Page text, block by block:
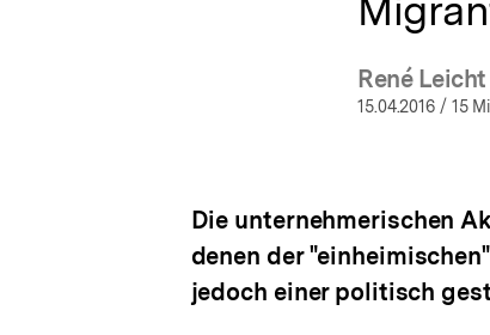
René Leicht
15.04.2016 / 15
Die unternehmerischen
denen der
jedoch einer politisch